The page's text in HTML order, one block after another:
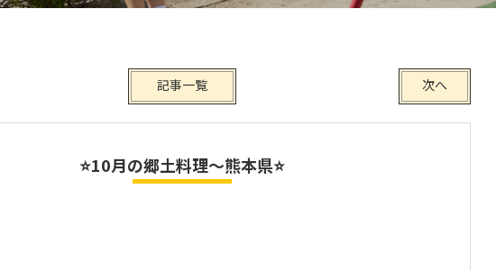
次へ
記事一覧
⭐10月の郷土料理～熊本県⭐